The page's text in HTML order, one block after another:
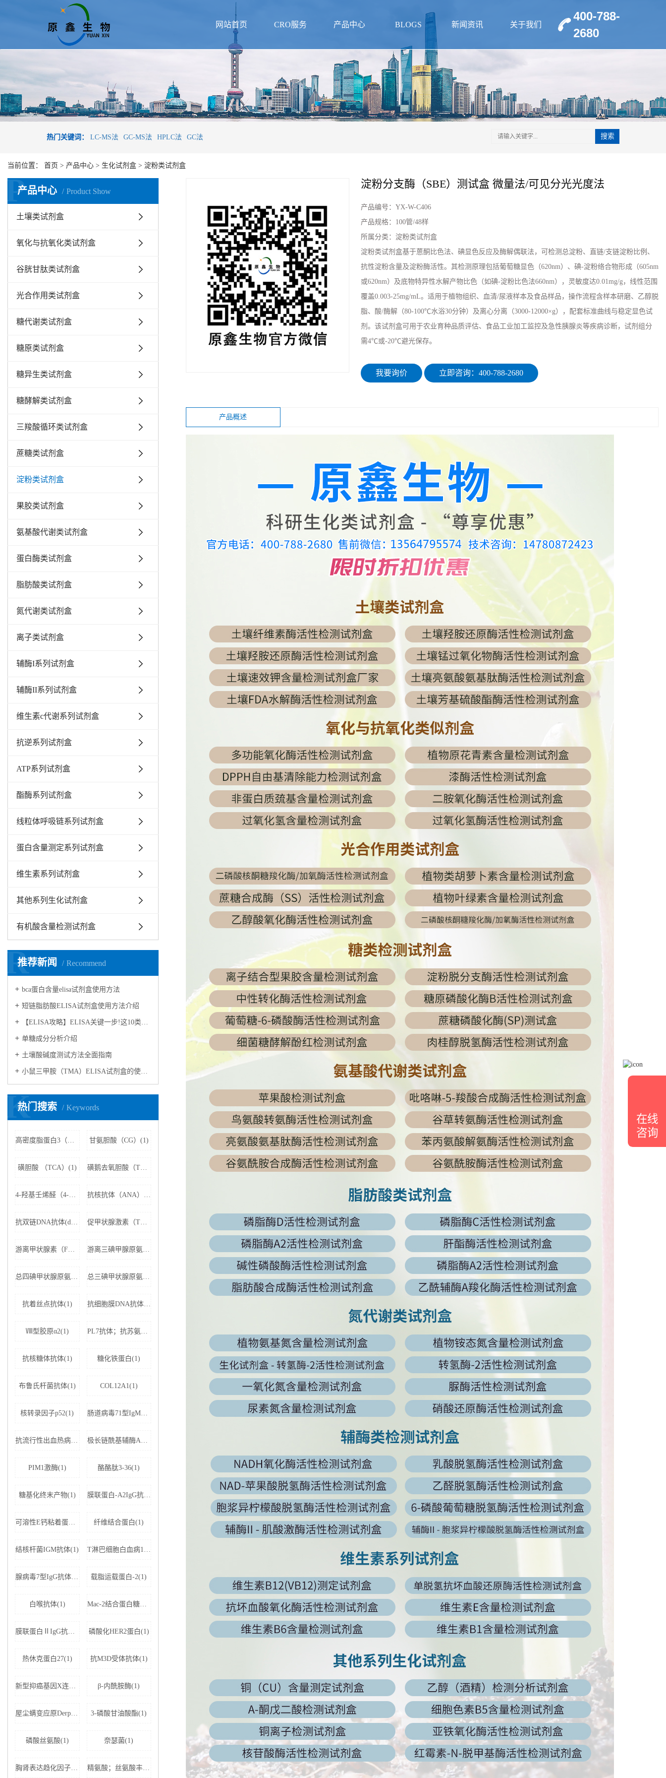
网站首页 CRO服务 产品中心 BLOGS 新闻资讯 关于我们
400-788-
2680
热门关键词： LC-MS法 GC-MS法 HPLC法 GC法 搜索
当前位置： 首页 > 产品中心 > 生化试剂盒 > 淀粉类试剂盒
产品中心 Product Show
P
土壤类试剂盒
氧化与抗氧化类试剂盒
谷胱甘肽类试剂盒
光合作用类试剂盒
糖代谢类试剂盒
糖原类试剂盒
糖异生类试剂盒
糖酵解类试剂盒
三羧酸循环类试剂盒
蔗糖类试剂盒
淀粉类试剂盒
果胶类试剂盒
氨基酸代谢类试剂盒
蛋白酶类试剂盒
脂肪酸类试剂盒
氮代谢类试剂盒
离子类试剂盒
辅酶I系列试剂盒
辅酶II系列试剂盒
维生素c代谢系列试剂盒
抗逆系列试剂盒
ATP系列试剂盒
酯酶系列试剂盒
线粒体呼吸链系列试剂盒
蛋白含量测定系列试剂盒
维生素系列试剂盒
其他系列生化试剂盒
有机酸含量检测试剂盒
推荐新闻 Recommend
R
bca蛋白含量elisa试剂盒使用方法
短链脂肪酸ELISA试剂盒使用方法介绍
【ELISA攻略】ELISA关键一步!这10类样品要如何处理?
​单糖成分分析介绍
​土壤酸碱度测试方法全面指南
小鼠三甲胺（TMA）ELISA试剂盒的使用方法
热门搜索 Keywords
K
高密度脂蛋白3（HDL3）(1) 甘氨胆酸（CG）(1)
磺胆酸 （TCA）(1) 磺鹅去氧胆酸（TCDCA）(1)
4-羟基壬烯醛（4-HNE）(1) 抗核抗体（ANA）(1)
抗双链DNA抗体(dsDNA)(1) 促甲状腺激素（TSH）(1)
游离甲状腺素（FT4）(1) 游离三碘甲腺原氨酸（FT3）(1)
总四碘甲状腺原氨酸（TT4）(1) 总三碘甲状腺原氨酸（TT3)(1)
抗着丝点抗体(1) 抗细胞膜DNA抗体(1)
Ⅷ型胶原α2(1) PL7抗体；抗苏氨酰tRNA合成酶(1)
抗核糖体抗体(1) 糖化铁蛋白(1)
布鲁氏杆菌抗体(1) COL12A1(1)
核转录因子p52(1) 肠道病毒71型IgM抗体(1)
抗流行性出血热病毒IgM抗体(1) 极长链酰基辅酶A脱氢酶(1)
PIM1激酶(1) 酪酪肽3-36(1)
糖基化终末产物(1) 膜联蛋白-A2IgG抗体(1)
可溶性E钙粘着蛋白;可溶性上皮性钙黏附蛋白(1) 纤维结合蛋白(1)
结核杆菌IGM抗体(1) T淋巴细胞白血病1+2型病毒(1)
腺病毒7型IgG抗体(1) 载脂运载蛋白-2(1)
白喉抗体(1) Mac-2结合蛋白糖基化异构体(1)
膜联蛋白ⅡIgG抗体(1) 磷酸化HER2蛋白(1)
热休克蛋白27(1) 抗M3D受体抗体(1)
新型抑癌基因X连锁凋亡抑制蛋白相关因子-1(1) β-内酰胺酶(1)
屋尘螨变应原Derp1 IgE抗体(1) 3-磷酸甘油酸酯(1)
磷酸丝氨酸(1) 奈瑟菌(1)
胸肾表达趋化因子(1) 精氨酸；丝氨酸丰富剪接因子1(1)
淀粉分支酶（SBE）测试盒 微量法/可见分光光度法
产品编号： YX-W-C406
产品规格： 100管/48样
所属分类： 淀粉类试剂盒
淀粉类试剂盒基于蒽酮比色法、碘显色反应及酶解偶联法，可检测总淀粉、直链/支链淀粉比例、
抗性淀粉含量及淀粉酶活性。其检测原理包括葡萄糖显色（620nm）、碘-淀粉络合物形成（605nm
或620nm）及底物特异性水解产物比色（如碘-淀粉比色法660nm），灵敏度达0.01mg/g，线性范围
覆盖0.003-25mg/mL。适用于植物组织、血清/尿液样本及食品样品，操作流程含样本研磨、乙醇脱
脂、酸/酶解（80-100℃水浴30分钟）及离心分离（3000-12000×g），配套标准曲线与稳定显色试
剂。该试剂盒可用于农业育种品质评估、食品工业加工监控及急性胰腺炎等疾病诊断，试剂组分
需4℃或-20℃避光保存。
我要询价 立即咨询：400-788-2680
产品概述
在线
咨询